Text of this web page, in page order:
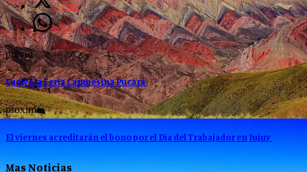
Twitter
WhatsApp
previo
Vuelve la Feria Campesina Pucará
proximo
El viernes acreditarán el bono por el Día del Trabajador en Jujuy
Mas Noticias